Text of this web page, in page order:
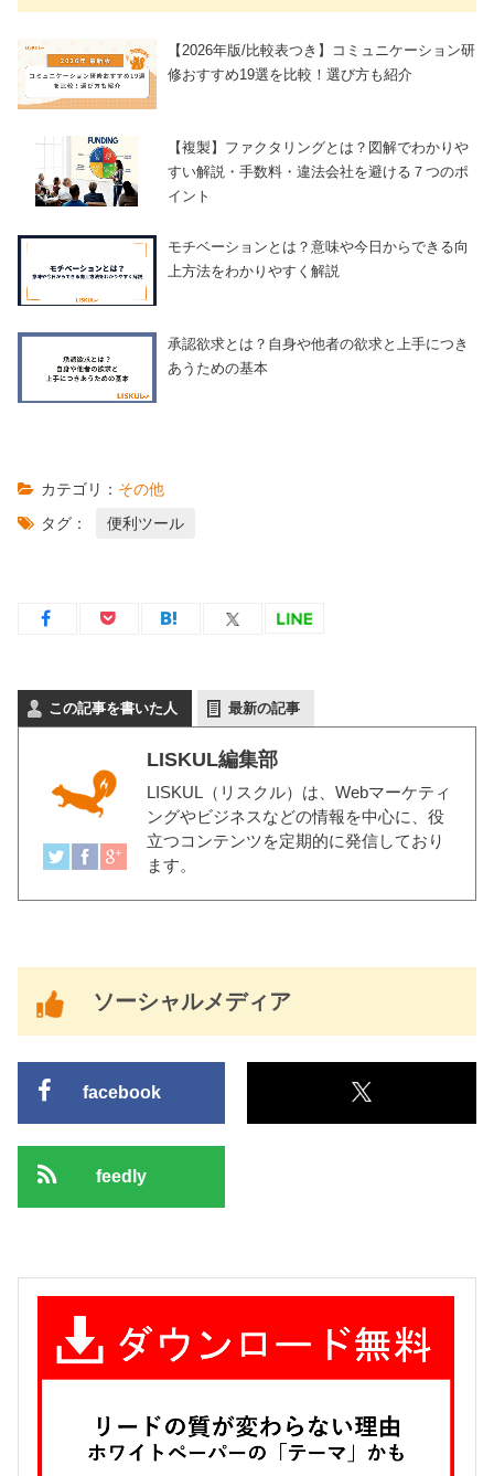
【2026年版/比較表つき】コミュニケーション研
修おすすめ19選を比較！選び方も紹介
【複製】ファクタリングとは？図解でわかりや
すい解説・手数料・違法会社を避ける７つのポ
イント
モチベーションとは？意味や今日からできる向
上方法をわかりやすく解説
承認欲求とは？自身や他者の欲求と上手につき
あうための基本
カテゴリ： その他
タグ：
便利ツール
この記事を書いた人 最新の記事
LISKUL編集部
LISKUL（リスクル） は、Webマーケティ
ングやビジネスなどの情報を中心に、役
立つコンテンツを定期的に発信しており
ます。
ソーシャルメディア
facebook
feedly